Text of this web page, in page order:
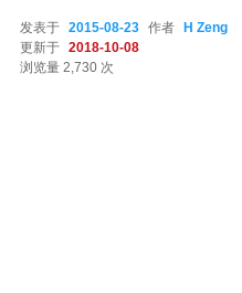
发表于 2015-08-23 作者
H Zeng
更新于
2018-10-08
浏览量 2,730 次